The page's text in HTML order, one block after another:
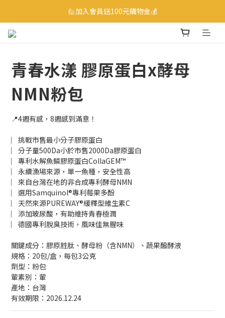
☎ 0800-530-885 訂購服務專線
🙋加入會員送100元購物金💰
青春水漾 膠原蛋白x酵母
NMN粉包
📍4週有感，8週感到滿意！
︳挑戰市售最小分子膠原蛋白
︳分子量500Da小於市售2000Da膠原蛋白
︳專利水解魚鱗膠原蛋白CollaGEM™
︳永續漁場來源，單一魚種，安全性高
︳來自台灣在地的非合成專利酵母NMN
︳選用Samquinol®專利莓果多酚
︳天然來源PUREWAY®緩釋型維生素C
︳添加玻尿酸，有助維持青春極潤
︳德國專利脫臭技術，風味佳無腥味
關鍵成分：膠原胜肽、酵母粉（含NMN）、蔬果醱酵液
規格：20包/盒，每包3公克
劑型：粉包
葷素別：葷
產地：台灣
有效期限：2026.12.24